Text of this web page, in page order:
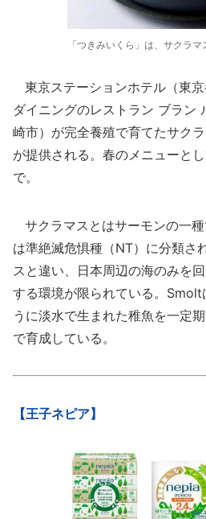
「つきみいくら」は、サクラマ
東京ステーションホテル（東
ダイニングのレストラン ブラン
崎市）が完全養殖で育てたサク
が提供される。春のメニューと
で。
サクラマスとはサーモンの一
は準絶滅危惧種（NT）に分類さ
スと違い、日本周辺の海のみを
する環境が限られている。Smolt
うに淡水で生まれた稚魚を一定
で育成している。
【王子ネピア】